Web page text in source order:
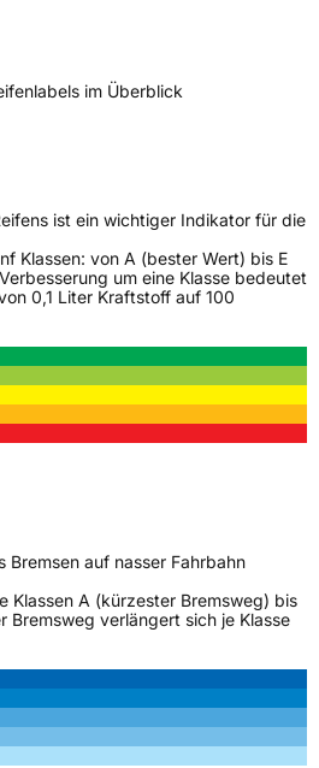
NV, Essensteenweg 113
compliance@deldo.com
im Überblick
ist ein wichtiger Indikator für die
Klassen: von A (bester Wert) bis E
um eine Klasse bedeutet
0,1 Liter Kraftstoff auf 100
Bremsen auf nasser Fahrbahn
Klassen A (kürzester Bremsweg) bis
Bremsweg verlängert sich je Klasse